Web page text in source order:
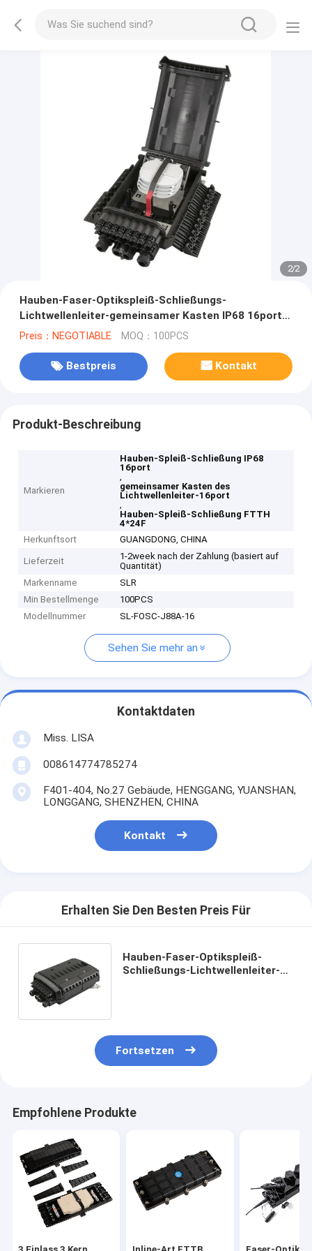
2/2
Hauben-Faser-Optikspleiß-Schließungs-
Lichtwellenleiter-gemeinsamer Kasten IP68 16port
im Freien
Preis：NEGOTIABLE MOQ：100PCS
Bestpreis Kontakt
Produkt-Beschreibung
Markieren
Hauben-Spleiß-Schließung IP68
16port
,
gemeinsamer Kasten des
Lichtwellenleiter-16port
,
Hauben-Spleiß-Schließung FTTH
4*24F
Herkunftsort
GUANGDONG, CHINA
Lieferzeit
1-2week nach der Zahlung (basiert auf
Quantität)
Markenname
SLR
Min Bestellmenge
100PCS
Modellnummer
SL-FOSC-J88A-16
Sehen Sie mehr an
Kontaktdaten
Miss. LISA
008614774785274
F401-404, No.27 Gebäude, HENGGANG, YUANSHAN,
LONGGANG, SHENZHEN, CHINA
Kontakt
Erhalten Sie Den Besten Preis Für
Hauben-Faser-Optikspleiß-
Schließungs-Lichtwellenleiter-
Fortsetzen
Empfohlene Produkte